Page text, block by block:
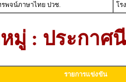
พจน์ภาษาไทย ปวช. โร
มู่ : ประกาศ
รายการแข่งขัน